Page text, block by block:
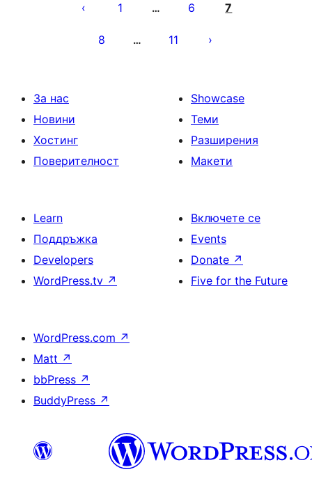
1 … 6 7
8 … 11
За нас
Новини
Хостинг
Поверителност
Showcase
Теми
Разширения
Макети
Learn
Поддръжка
Developers
WordPress.tv ↗
Включете се
Events
Donate ↗
Five for the Future
WordPress.com ↗
Matt ↗
bbPress ↗
BuddyPress ↗